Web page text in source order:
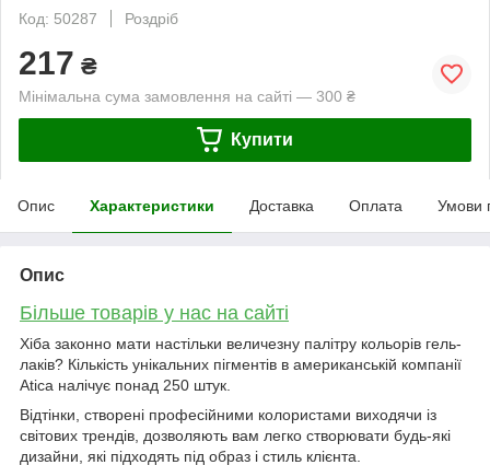
Код: 50287
Роздріб
217 ₴
Мінімальна сума замовлення на сайті — 300 ₴
Купити
Опис Характеристики Доставка Оплата Умови
Опис
Більше товарів у нас на сайті
Хіба законно мати настільки величезну палітру кольорів гель-
лаків? Кількість унікальних пігментів в американській компанії
Atica налічує понад 250 штук.
Відтінки, створені професійними колористами виходячи із
світових трендів, дозволяють вам легко створювати будь-які
дизайни, які підходять під образ і стиль клієнта.